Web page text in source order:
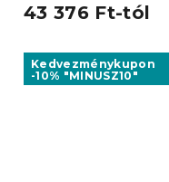
43 376 Ft-tól
Kedvezménykupon
-10% "MINUSZ10"